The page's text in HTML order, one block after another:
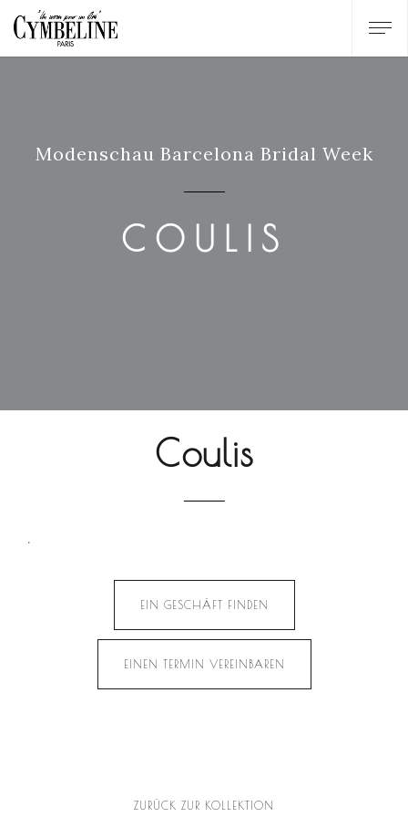
Modenschau Barcelona Bridal Week
COULIS
Coulis
.
EIN GESCHÄFT FINDEN
EINEN TERMIN VEREINBAREN
ZURÜCK ZUR KOLLEKTION